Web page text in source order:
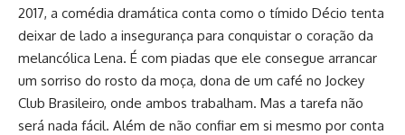
2017, a comédia dramática conta como o tímido Décio tenta
deixar de lado a insegurança para conquistar o coração da
melancólica Lena. É com piadas que ele consegue arrancar
um sorriso do rosto da moça, dona de um café no Jockey
Club Brasileiro, onde ambos trabalham. Mas a tarefa não
será nada fácil. Além de não confiar em si mesmo por conta